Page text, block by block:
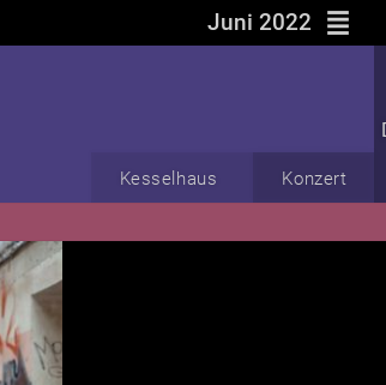
Juni 2022 reorder
Kesselhaus Konzert